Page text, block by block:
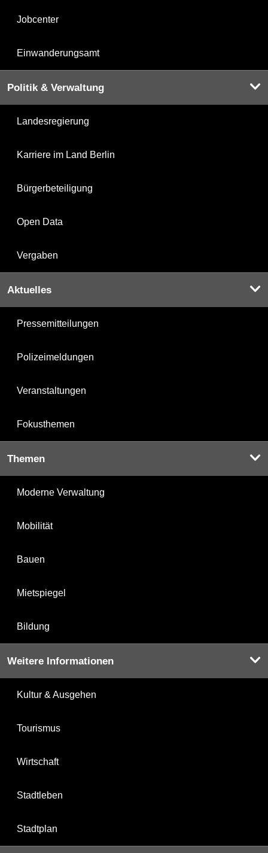
Jobcenter
Einwanderungsamt
Politik & Verwaltung
Landesregierung
Karriere im Land Berlin
Bürgerbeteiligung
Open Data
Vergaben
Aktuelles
Pressemitteilungen
Polizeimeldungen
Veranstaltungen
Fokusthemen
Themen
Moderne Verwaltung
Mobilität
Bauen
Mietspiegel
Bildung
Weitere Informationen
Kultur & Ausgehen
Tourismus
Wirtschaft
Stadtleben
Stadtplan